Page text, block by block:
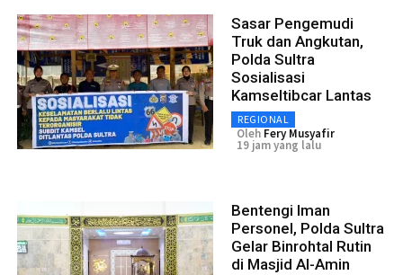
Sasar Pengemudi
Truk dan Angkutan,
Polda Sultra
Sosialisasi
Kamseltibcar Lantas
REGIONAL
Oleh Fery Musyafir
19 jam yang lalu
Bentengi Iman
Personel, Polda Sultra
Gelar Binrohtal Rutin
di Masjid Al-Amin